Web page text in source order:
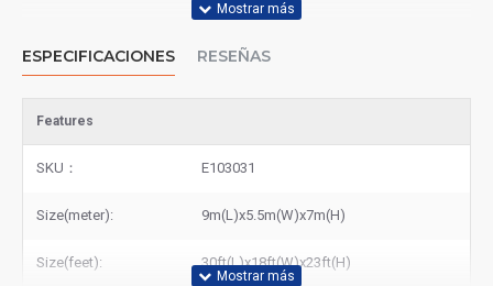
ESPECIFICACIONES RESEÑAS
Features
SKU： E103031
Size(meter): 9m(L)x5.5m(W)x7m(H)
Size(feet): 30ft(L)x18ft(W)x23ft(H)